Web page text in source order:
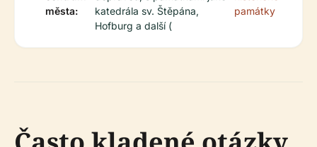
města:
katedrála sv. Štěpána,
Hofburg a další (
památky